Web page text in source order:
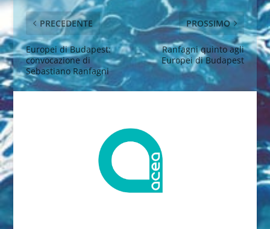
PRECEDENTE
Europei di Budapest:
convocazione di
Sebastiano Ranfagni
PROSSIMO
Ranfagni quinto agli
Europei di Budapest